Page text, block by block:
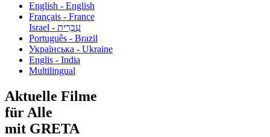
English - English
Français - France
עִבְרִית - Israel
Português - Brazil
Українська - Ukraine
Englis - India
Multilingual
Aktuelle Filme
für Alle
mit GRETA